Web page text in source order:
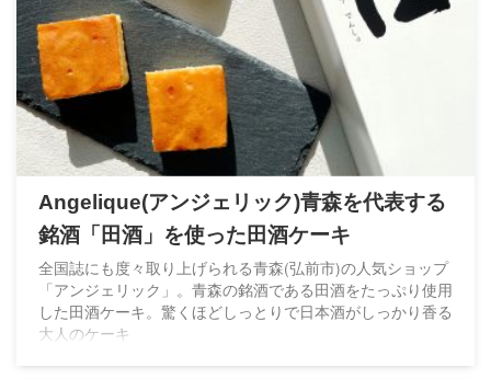
Angelique(アンジェリック)青森を代表する
銘酒「田酒」を使った田酒ケーキ
全国誌にも度々取り上げられる青森(弘前市)の人気ショップ
「アンジェリック」。青森の銘酒である田酒をたっぷり使用
した田酒ケーキ。驚くほどしっとりで日本酒がしっかり香る
大人のケーキ